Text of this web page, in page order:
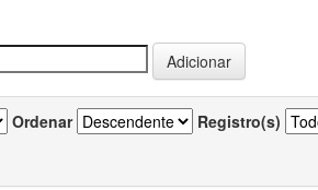
Ordenar Registro(s)